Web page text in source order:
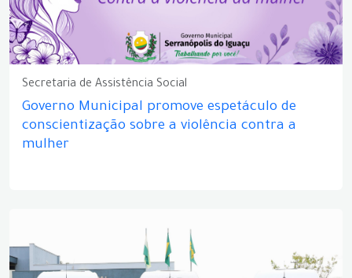
Secretaria de Assistência Social
Governo Municipal promove espetáculo de
conscientização sobre a violência contra a
mulher